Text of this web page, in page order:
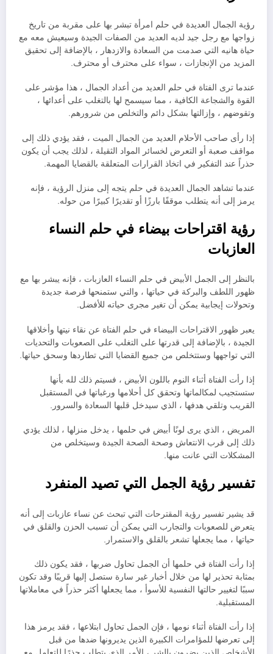
رؤية الجمال العديدة في حلم امرأة تبشر بها على مقربة من تاريخ
زواجها مع رجل جيد لديه العديد من الصفات الجيدة وسيعيش معه مع
حياة هانيه التي صدمت من السعادة والازدهار ، بالإضافة إلى تحقيق
المزيد من الإنجازات ، سواء على محترف أو محترف.
عندما ترى الفتاة في حلم العديد من أعداد الجمال ، هذا مؤشر على
القوة والشجاعة الكافية ، مما سيسمح لها بالتغلب على أعدائها ،
وتقوضهم ، وإزالتها بشكل دائم والتخلص من شرورهم.
إذا رأى صاحب الأحلام العديد من الجمال الميت ، فقد يؤدي ذلك إلى
مواقف صعبة أو التعرض لخسائر المواد الثقيلة ، لذلك يجب أن يكون
حذراً عند التفكير في اتخاذ القرارات المتعلقة بالقضايا المهمة.
عندما تشاهد الجمال العديدة في حلم يتجه إلى منزل الرؤية ، فإنه
يرمز إلى أنه يتطلب موقفًا بارزًا أو تقديرًا كبيرًا من حوله.
رؤية اقتراحات بيضاء في حلم النساء
العازبات
بالنظر إلى الجمل الأبيض في حلم النساء العازبات ، فإنه يبشر بها مع
ظهور اللطف والبركة في حياتها ، والتي ستمنحها فرصة جديدة
وتحولات إيجابية يمكن أن تغير مجرى حياته للأفضل.
يعبر ظهور الاقتراحات البيضاء في حلم الفتاة عن نقاء نيتها وأخلاقها
الجيدة ، بالإضافة إلى قدرتها على التغلب على الصعوبات والتحديات
التي تواجهها وستتخلص من جميع القضايا التي تطاردها وسحق حياتها.
إذا رأت الفتاة أثناء النوم باللون الأبيض ، فسيتم ذلك لله بأنها
ستستجيب لمكالماتها وتحقق كل أحلامها ورغباتها في المستقبل
القريب وتلقي هدفها ، الذي سيدخل قلبها السعادة والسرور.
المريض ، الذي يرى لونًا أبيض في حلمها ، يدخل منزلها ، لذلك يؤدي
ذلك إلى قرب الانتعاش وصحة الصحة الجيدة وسيتخلص من
المشكلات التي عانت منها.
تفسير رؤية الجمل التي تصيد المنفرد
قد يشير تفسير رؤية المقترحات التي تبحث عن نساء عازبات إلى أنه
يتعرض للصعوبات والتجارب التي يمكن أن تسبب الحزن والقلق في
حياتها ، مما يجعلها تشعر بالقلق والاستمرار.
إذا رأت الفتاة في حلمها أن الجمل تحاول ضربها ، فقد يكون ذلك
بمثابة تحذير لها من خلال أخبار غير سارة ستصل إليها قريبًا وقد تكون
سببًا لتغيير حالتها النفسية للأسوأ ، مما يجعلها أكثر حذراً في معاملاتها
المستقبلية.
إذا رأت الفتاة أثناء نومها ، فإن الجمل تحاول ابتلاعها ، فقد يرمز هذا
إلى تعرضها للمؤامرات الكبيرة الذين يديرونها ضدها من قبل